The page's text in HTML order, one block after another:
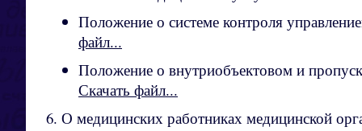
Положение о системе контроля
файл...
Положение о внутриобъектовом и
Скачать файл...
6. О медицинских работниках медицинской